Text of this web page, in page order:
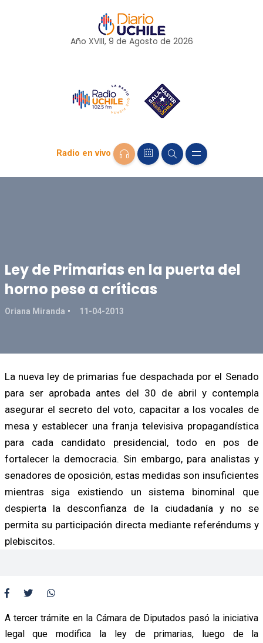
Año XVIII, 9 de Agosto de 2026
Radio en vivo
Ley de Primarias en la puerta del
horno pese a críticas
Oriana Miranda 11-04-2013
La nueva ley de primarias fue despachada por el Senado
para ser aprobada antes del 30 de abril y contempla
asegurar el secreto del voto, capacitar a los vocales de
mesa y establecer una franja televisiva propagandística
para cada candidato presidencial, todo en pos de
fortalecer la democracia. Sin embargo, para analistas y
senadores de oposición, estas medidas son insuficientes
mientras siga existiendo un sistema binominal que
despierta la desconfianza de la ciudadanía y no se
permita su participación directa mediante referéndums y
plebiscitos.
A tercer trámite en la Cámara de Diputados pasó la iniciativa
legal que modifica la ley de primarias, luego de la